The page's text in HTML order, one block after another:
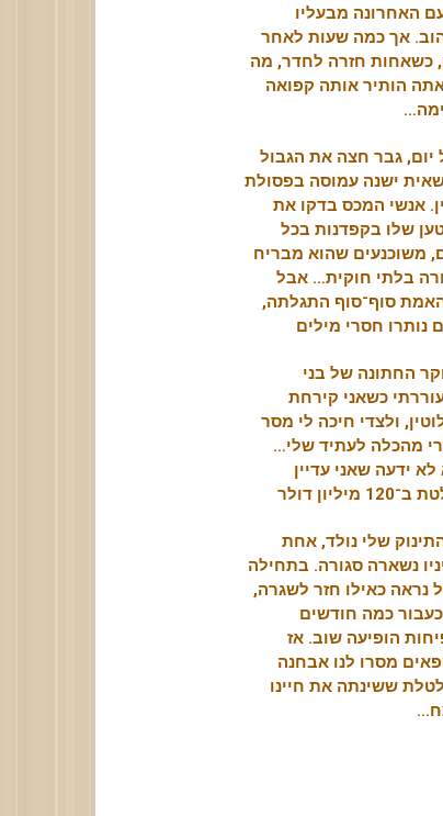
האחרונה מבעליו
אך כמה שעות לאחר
כשאחות חזרה לחדר, מה
הותיר אותה קפואה
יום, גבר חצה את הגבול
ישנה עמוסה בפסולת
אנשי המכס בדקו את
שלו בקפדנות בכל
משוכנעים שהוא מבריח
בלתי חוקית… אבל
סוף־סוף התגלתה,
נותרו חסרי מילים
החתונה של בני
כשאני קירחת
ולצדי חיכה לי מסר
מהכלה לעתיד שלי…
לא ידעה שאני עדיין
מיליון דולר
שלי נולד, אחת
נשארה סגורה. בתחילה
נראה כאילו חזר לשגרה,
כמה חודשים
הופיעה שוב. אז
מסרו לנו אבחנה
ששינתה את חיינו